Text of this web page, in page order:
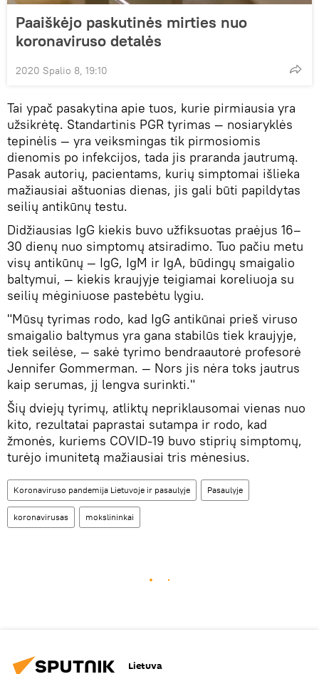
Paaiškėjo paskutinės mirties nuo
koronaviruso detalės
2020 Spalio 8, 19:10
Tai ypač pasakytina apie tuos, kurie pirmiausia yra
užsikrėtę. Standartinis PGR tyrimas — nosiaryklės
tepinėlis — yra veiksmingas tik pirmosiomis
dienomis po infekcijos, tada jis praranda jautrumą.
Pasak autorių, pacientams, kurių simptomai išlieka
mažiausiai aštuonias dienas, jis gali būti papildytas
seilių antikūnų testu.
Didžiausias IgG kiekis buvo užfiksuotas praėjus 16–
30 dienų nuo simptomų atsiradimo. Tuo pačiu metu
visų antikūnų — IgG, IgM ir IgA, būdingų smaigalio
baltymui, — kiekis kraujyje teigiamai koreliuoja su
seilių mėginiuose pastebėtu lygiu.
"Mūsų tyrimas rodo, kad IgG antikūnai prieš viruso
smaigalio baltymus yra gana stabilūs tiek kraujyje,
tiek seilėse, — sakė tyrimo bendraautorė profesorė
Jennifer Gommerman. — Nors jis nėra toks jautrus
kaip serumas, jį lengva surinkti."
Šių dviejų tyrimų, atliktų nepriklausomai vienas nuo
kito, rezultatai paprastai sutampa ir rodo, kad
žmonės, kuriems COVID-19 buvo stiprių simptomų,
turėjo imunitetą mažiausiai tris mėnesius.
Koronaviruso pandemija Lietuvoje ir pasaulyje Pasaulyje
koronavirusas mokslininkai
Lietuva